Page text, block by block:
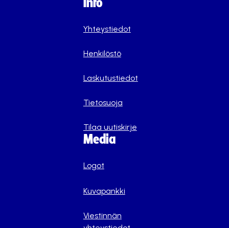
Info
Yhteystiedot
Henkilöstö
Laskutustiedot
Tietosuoja
Tilaa uutiskirje
Media
Logot
Kuvapankki
Viestinnän